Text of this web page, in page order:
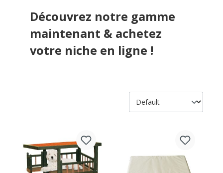
Découvrez notre gamme
maintenant & achetez
votre niche en ligne !